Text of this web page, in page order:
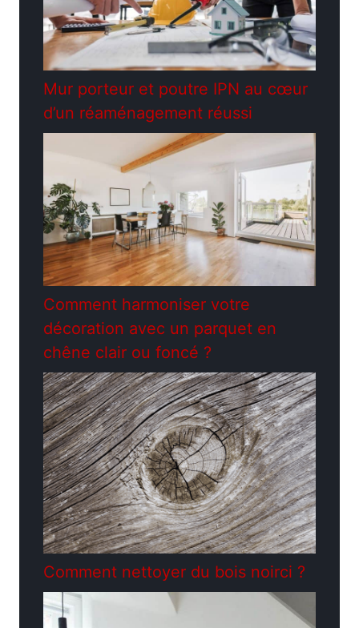
Mur porteur et poutre IPN au cœur
d’un réaménagement réussi
Comment harmoniser votre
décoration avec un parquet en
chêne clair ou foncé ?
Comment nettoyer du bois noirci ?